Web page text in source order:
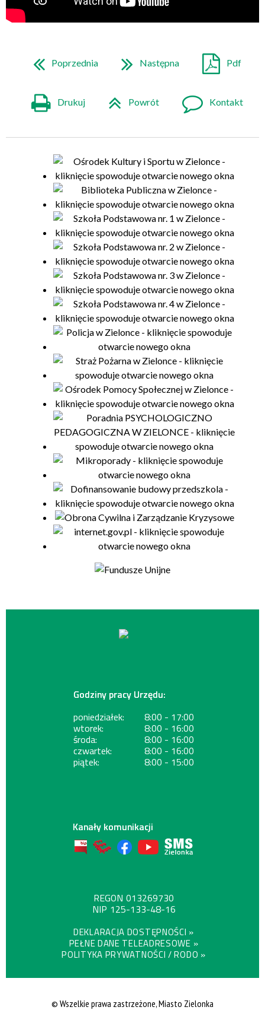
Poprzednia Następna Pdf
Drukuj Powrót Kontakt
Godziny pracy Urzędu:
poniedziałek:
8:00 - 17:00
wtorek: 8:00 - 16:00
środa: 8:00 - 16:00
czwartek: 8:00 - 16:00
piątek: 8:00 - 15:00
Kanały komunikacji
REGON 013269730
NIP 125-133-48-16
DEKLARACJA DOSTĘPNOŚCI »
PEŁNE DANE TELEADRESOWE »
POLITYKA PRYWATNOŚCI / RODO »
© Wszelkie prawa zastrzeżone, Miasto Zielonka